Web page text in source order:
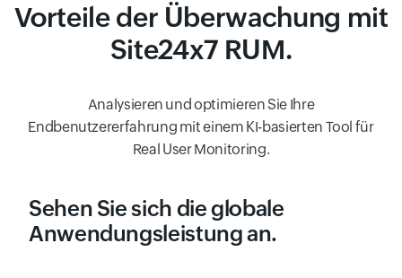
Vorteile der Überwachung mit
Site24x7 RUM.
Analysieren und optimieren Sie Ihre
Endbenutzererfahrung mit einem KI-basierten Tool für
Real User Monitoring.
Sehen Sie sich die globale
Anwendungsleistung an.